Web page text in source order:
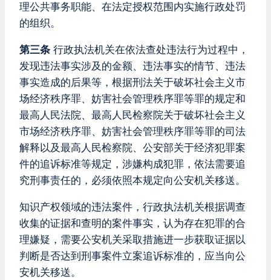
理公共事务职能、在法定授权范围内实施行政处罚
的组织。
第三条 行政执法机关在依法查处违法行为过程中，
发现违法事实涉及的金额、违法事实的情节、违法
事实造成的后果等，根据刑法关于破坏社会主义市
场经济秩序罪、妨害社会管理秩序罪等罪的规定和
最高人民法院、最高人民检察院关于破坏社会主义
市场经济秩序罪、妨害社会管理秩序罪等罪的司法
解释以及最高人民检察院、公安部关于经济犯罪案
件的追诉标准等规定，涉嫌构成犯罪，依法需要追
究刑事责任的，必须依照本规定向公安机关移送。
知识产权领域的违法案件，行政执法机关根据调查
收集的证据和查明的案件事实，认为存在犯罪的合
理嫌疑，需要公安机关采取措施进一步获取证据以
判断是否达到刑事案件立案追诉标准的，应当向公
安机关移送。